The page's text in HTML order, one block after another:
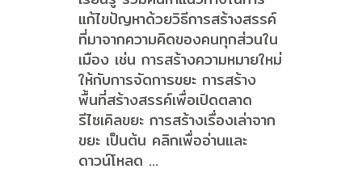
แก้ไขปัญหาด้วยวิธีการสร้างสรรค์
ที่มาจากความคิดของคนทุกส่วนใน
เมือง เช่น การสร้างความหมายใหม่
ให้กับการจัดการขยะ การสร้าง
พื้นที่สร้างสรรค์เพื่อเปิดตลาด
รีไซเคิลขยะ การสร้างเรื่องเล่าจาก
ขยะ เป็นต้น คลิกเพื่ออ่านและ
ดาวน์โหลด ...